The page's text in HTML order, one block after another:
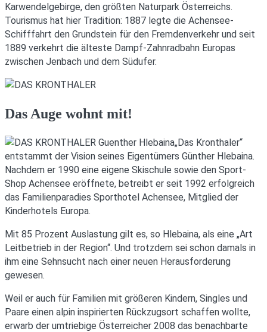
Karwendelgebirge, den größten Naturpark Österreichs.
Tourismus hat hier Tradition: 1887 legte die Achensee-
Schifffahrt den Grundstein für den Fremdenverkehr und seit
1889 verkehrt die älteste Dampf-Zahnradbahn Europas
zwischen Jenbach und dem Südufer.
Das Auge wohnt mit!
„Das Kronthaler“
entstammt der Vision seines Eigentümers Günther Hlebaina.
Nachdem er 1990 eine eigene Skischule sowie den Sport-
Shop Achensee eröffnete, betreibt er seit 1992 erfolgreich
das Familienparadies Sporthotel Achensee, Mitglied der
Kinderhotels Europa.
Mit 85 Prozent Auslastung gilt es, so Hlebaina, als eine „Art
Leitbetrieb in der Region“. Und trotzdem sei schon damals in
ihm eine Sehnsucht nach einer neuen Herausforderung
gewesen.
Weil er auch für Familien mit größeren Kindern, Singles und
Paare einen alpin inspirierten Rückzugsort schaffen wollte,
erwarb der umtriebige Österreicher 2008 das benachbarte